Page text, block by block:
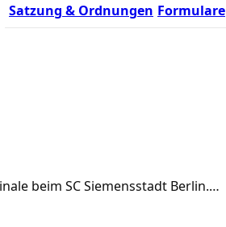
Satzung & Ordnungen Formulare
beim SC Siemensstadt Berlin.…